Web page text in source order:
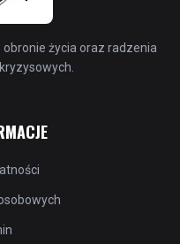
życia oraz radzenia